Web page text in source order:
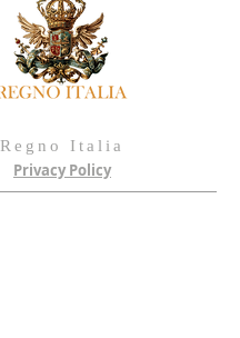
Regno Italia
Privacy Policy